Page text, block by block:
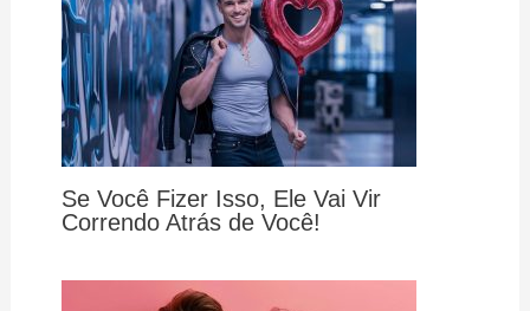
Se Você Fizer Isso, Ele Vai Vir
Correndo Atrás de Você!